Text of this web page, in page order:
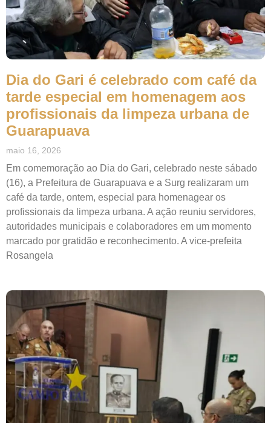
Dia do Gari é celebrado com café da
tarde especial em homenagem aos
profissionais da limpeza urbana de
Guarapuava
maio 16, 2026
Em comemoração ao Dia do Gari, celebrado neste sábado
(16), a Prefeitura de Guarapuava e a Surg realizaram um
café da tarde, ontem, especial para homenagear os
profissionais da limpeza urbana. A ação reuniu servidores,
autoridades municipais e colaboradores em um momento
marcado por gratidão e reconhecimento. A vice-prefeita
Rosangela